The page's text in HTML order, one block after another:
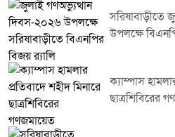
সরিষাবাড়ীতে
উপলক্ষে
ক্যাম্পাস
ছাত্রশিবিরের